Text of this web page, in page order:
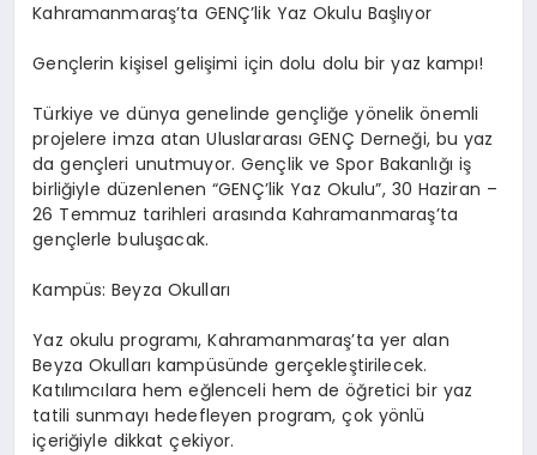
Kahramanmaraş’ta GENÇ’lik Yaz Okulu Başlıyor
Gençlerin kişisel gelişimi için dolu dolu bir yaz kampı!
Türkiye ve dünya genelinde gençliğe yönelik önemli
projelere imza atan Uluslararası GENÇ Derneği, bu yaz
da gençleri unutmuyor. Gençlik ve Spor Bakanlığı iş
birliğiyle düzenlenen “GENÇ’lik Yaz Okulu”, 30 Haziran –
26 Temmuz tarihleri arasında Kahramanmaraş’ta
gençlerle buluşacak.
Kampüs: Beyza Okulları
Yaz okulu programı, Kahramanmaraş’ta yer alan
Beyza Okulları kampüsünde gerçekleştirilecek.
Katılımcılara hem eğlenceli hem de öğretici bir yaz
tatili sunmayı hedefleyen program, çok yönlü
içeriğiyle dikkat çekiyor.